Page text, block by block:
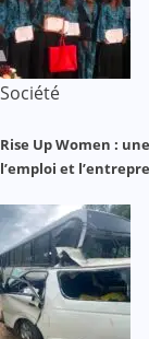
Société
Rise Up Women :
l’emploi et